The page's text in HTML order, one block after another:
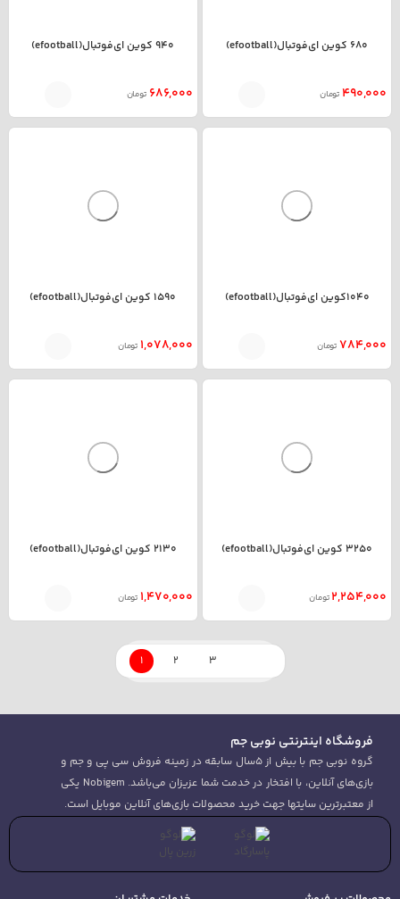
680 کوین ای‌فوتبال(efootball)
490,000 تومان
940 کوین ای‌فوتبال(efootball)
686,000 تومان
1040کوین ای‌فوتبال(efootball)
784,000 تومان
1590 کوین ای‌فوتبال(efootball)
1,078,000 تومان
3250 کوین ای‌فوتبال(efootball)
2,254,000 تومان
2130 کوین ای‌فوتبال(efootball)
1,470,000 تومان
1 2 3
فروشگاه اینترنتی نوبی جم
گروه نوبی جم با بیش از 5سال سابقه در زمینه فروش سی پی و جم و
بازی‌های آنلاین، با افتخار در خدمت شما عزیزان می‌باشد. Nobigem یکی
از معتبرترین سایتها جهت خرید محصولات بازی‌های آنلاین موبایل است.